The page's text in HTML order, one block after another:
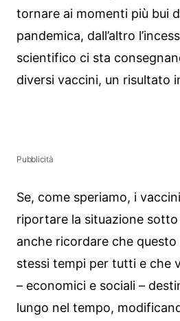
tornare ai momenti più bui
pandemica, dall’altro
scientifico ci sta
diversi vaccini, un risultato
Pubblicità
Se, come speriamo, i
riportare la situazione
anche ricordare che
stessi tempi per tutti e che
– economici e sociali –
lungo nel tempo,